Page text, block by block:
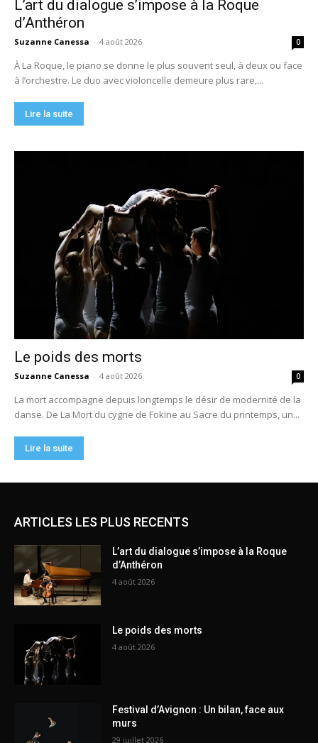
ARTICLES LES PLUS RECENTS
L’art du dialogue s’impose à la Roque
d’Anthéron
4 août 2026
Le poids des morts
4 août 2026
Festival d’Avignon : Un bilan, face aux
murs
29 juillet 2026